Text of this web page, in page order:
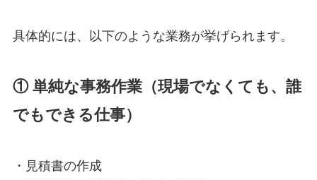
具体的には、以下のような業務が挙げられます。
① 単純な事務作業（現場でなくても、誰
でもできる仕事）
・見積書の作成